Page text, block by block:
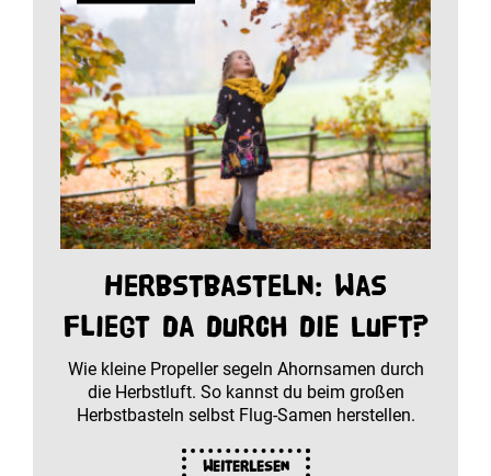
Herbstbasteln: Was
fliegt da durch die Luft?
Wie kleine Propeller segeln Ahornsamen durch
die Herbstluft. So kannst du beim großen
Herbstbasteln selbst Flug-Samen herstellen.
Weiterlesen